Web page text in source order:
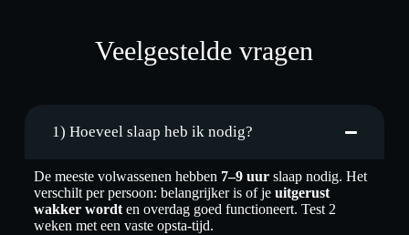
Veelgestelde vragen
1) Hoeveel slaap heb ik nodig?
De meeste volwassenen hebben 7–9 uurslaap nodig. Het
verschilt per persoon: belangrijker is of je uitgerust
wakker wordten overdag goed functioneert. Test 2
weken met een vaste opsta-tijd.